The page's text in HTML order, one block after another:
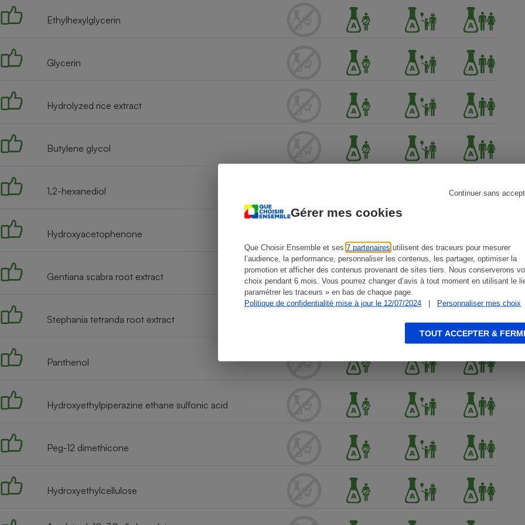
Gérer mes cookies
Que Choisir Ensemble et ses 7 partenaires utilisent des traceurs pour mesurer
l’audience, la performance, personnaliser les contenus, les partager, optimiser la
promotion et afficher des contenus provenant de sites tiers. Nous conserverons
choix pendant 6 mois. Vous pourrez changer d’avis à tout moment en utilisant le
paramétrer les traceurs » en bas de chaque page.
Politique de confidentialité mise à jour le 12/07/2024
| Personnaliser mes choix
Continuer sans
TOUT ACCEPTER &
Ethylhexylglycerin
Glycerin
Hydrolyzed rice extract
Butylene glycol
1,2-hexanediol
Hydroxyacetophenone
Gentiana scabra root extract
Stephania tetranda root extract
Panthenol
Hydroxyethylpiperazine ethane sulfonic acid
Peg-12 dimethicone
Hydroxyethylcellulose
Réfrigérateur